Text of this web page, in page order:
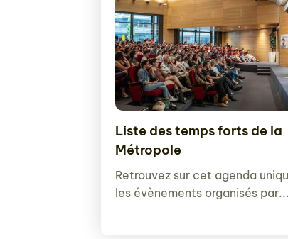
Liste des temps forts de la
Métropole
Retrouvez sur cet agenda
les évènements organisés par...